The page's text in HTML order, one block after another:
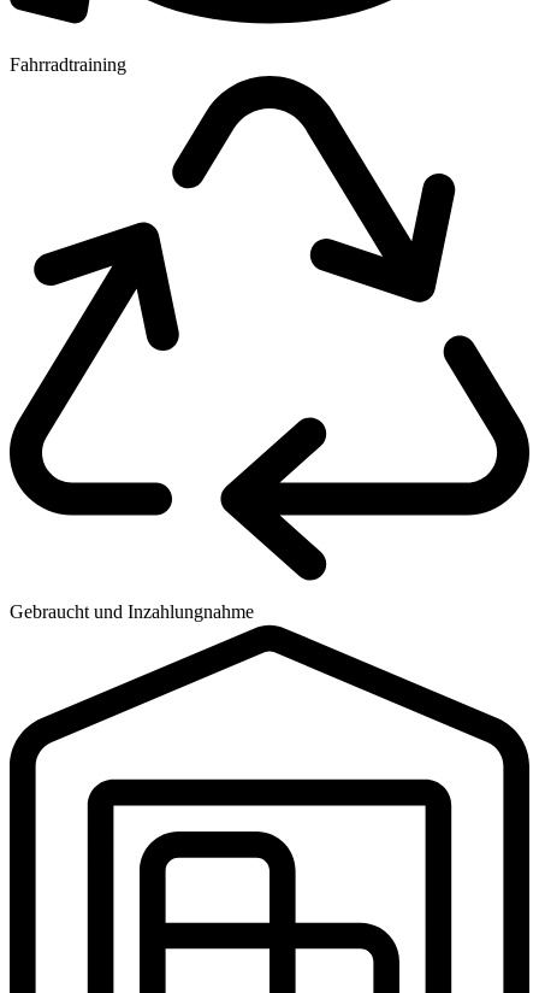
Fahrradtraining
Gebraucht und Inzahlungnahme